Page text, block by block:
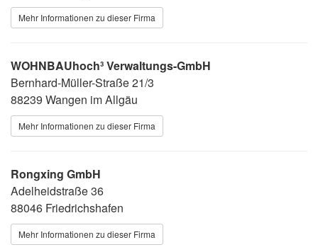
Mehr Informationen zu dieser Firma
WOHNBAUhoch³ Verwaltungs-GmbH
Bernhard-Müller-Straße 21/3
88239 Wangen im Allgäu
Mehr Informationen zu dieser Firma
Rongxing GmbH
Adelheidstraße 36
88046 Friedrichshafen
Mehr Informationen zu dieser Firma